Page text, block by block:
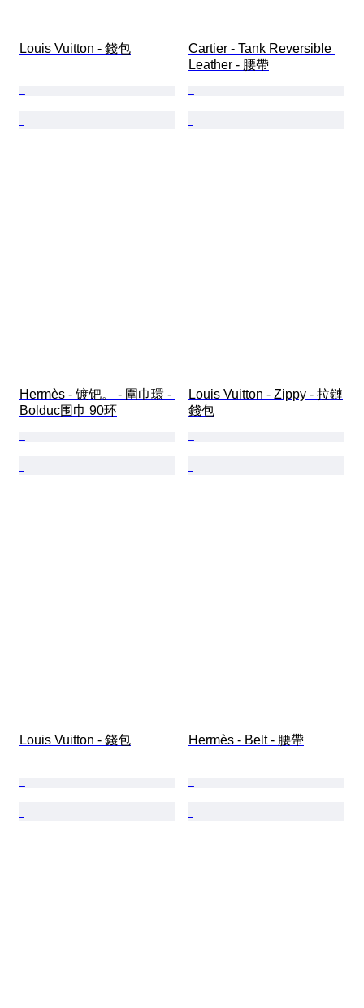
Louis Vuitton - 錢包
Cartier - Tank Reversible
Leather - 腰帶
Hermès - 镀钯。 - 圍巾環 -
Bolduc围巾 90环
Louis Vuitton - Zippy - 拉鏈
錢包
Louis Vuitton - 錢包 Hermès - Belt - 腰帶